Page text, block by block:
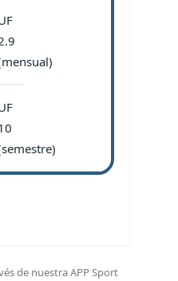
de nuestra APP Sport